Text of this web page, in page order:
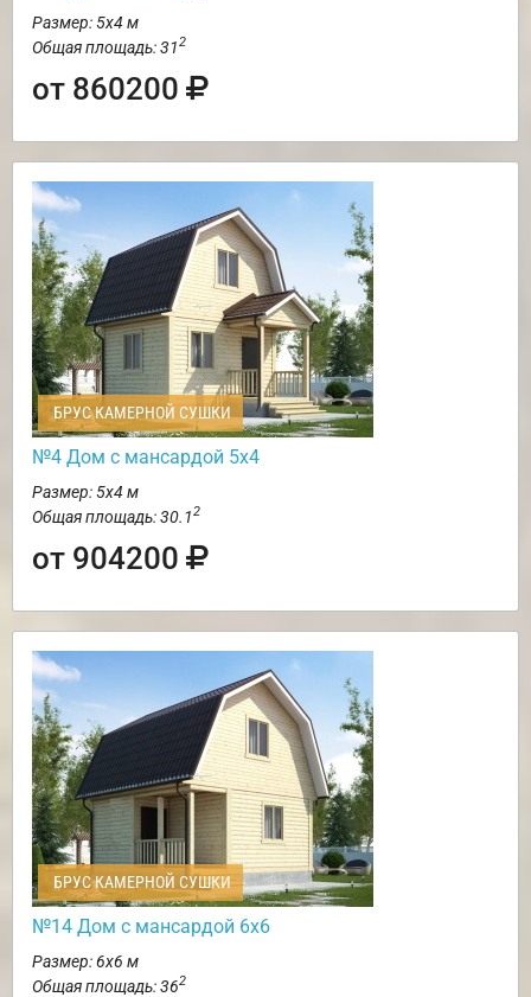
Размер: 5х4 м
Общая площадь: 312
от 860200
БРУС КАМЕРНОЙ СУШКИ
№4 Дом с мансардой 5х4
Размер: 5х4 м
Общая площадь: 30.12
от 904200
БРУС КАМЕРНОЙ СУШКИ
№14 Дом с мансардой 6х6
Размер: 6х6 м
Общая площадь: 362